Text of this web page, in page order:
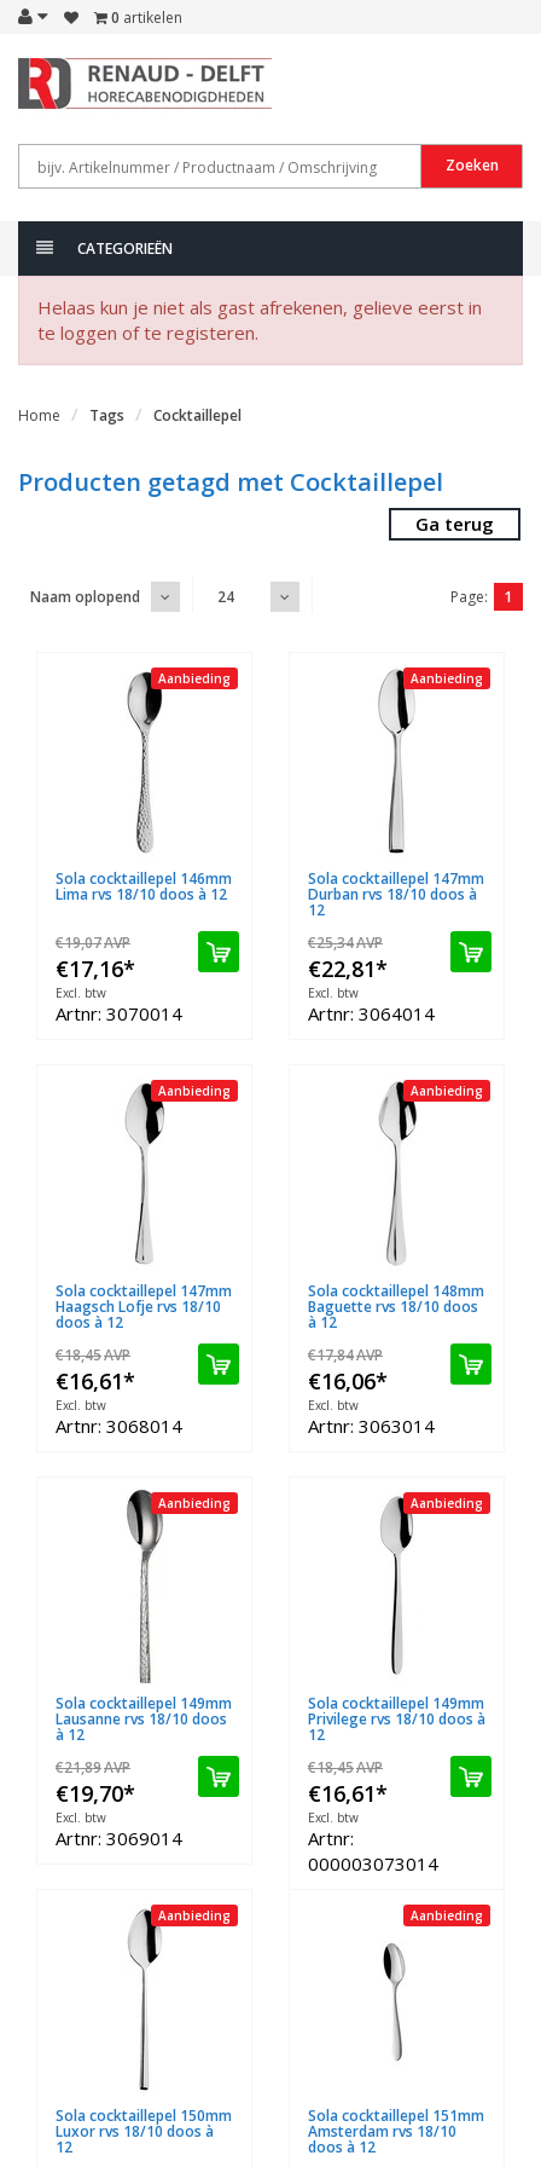
0 artikelen
Zoeken
CATEGORIEËN
Helaas kun je niet als gast afrekenen, gelieve eerst in
te loggen of te registeren.
Home Tags Cocktaillepel
Producten getagd met Cocktaillepel
Ga terug
Naam oplopend 24 Page: 1
Aanbieding
Sola cocktaillepel 146mm
Lima rvs 18/10 doos à 12
€19,07AVP
€17,16*
Excl. btw
Artnr: 3070014
Aanbieding
Sola cocktaillepel 147mm
Durban rvs 18/10 doos à
12
€25,34AVP
€22,81*
Excl. btw
Artnr: 3064014
Aanbieding
Sola cocktaillepel 147mm
Haagsch Lofje rvs 18/10
doos à 12
€18,45AVP
€16,61*
Excl. btw
Artnr: 3068014
Aanbieding
Sola cocktaillepel 148mm
Baguette rvs 18/10 doos
à 12
€17,84AVP
€16,06*
Excl. btw
Artnr: 3063014
Aanbieding
Sola cocktaillepel 149mm
Lausanne rvs 18/10 doos
à 12
€21,89AVP
€19,70*
Excl. btw
Artnr: 3069014
Aanbieding
Sola cocktaillepel 149mm
Privilege rvs 18/10 doos à
12
€18,45AVP
€16,61*
Excl. btw
Artnr:
000003073014
Aanbieding
Sola cocktaillepel 150mm
Luxor rvs 18/10 doos à
12
Aanbieding
Sola cocktaillepel 151mm
Amsterdam rvs 18/10
doos à 12